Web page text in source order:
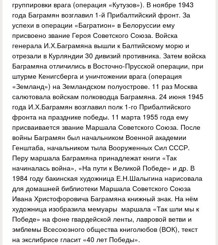
группировки врага (операция «Кутузов»). В ноябре 1943
года Баграмян возглавил 1-й Прибалтийский фронт. За
успехи в операции «Багратион» в Белоруссии ему
присвоено звание Героя Советского Союза. Войска
генерала И.Х.Баграмяна вышли к Балтийскому морю и
отрезали в Курляндии 30 дивизий противника. Затем войска
Баграмяна отличились в Восточно-Прусской операции, при
штурме Кенигсберга и уничтожении врага (операция
«Земланд») на Земландском полуострове. 11 раз Москва
салютовала войскам полководца Баграмяна. 24 июня 1945
года И.Х.Баграмян возглавил полк 1-го Прибалтийского
фронта на празднике победы. 11 марта 1955 года ему
присваивается звание Маршала Советского Союза. После
войны Баграмян был начальником Военной академии
Генштаба, начальником тыла Вооруженных Сил СССР.
Перу маршала Баграмяна принадлежат книги «Так
начиналась война», «На пути к Великой Победе» и др. В
1984 году бакинская художница Е.Н.Шалыгина нарисовала
для домашней библиотеки Маршала Советского Союза
Ивана Христофоровича Баграмяна книжный знак. На нём
художница изобразила мемуары маршала «Так шли мы к
Победе» на фоне гвардейской ленты, лавровой ветви и
эмблемы Всесоюзного общества книголюбов (ВОК), текст
на экслибрисе гласит «40 лет Победы».